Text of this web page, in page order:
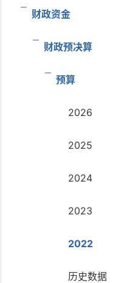
财政资金
财政预决算
预算
2026
2025
2024
2023
2022
历史数据